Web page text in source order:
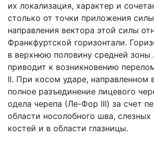
их локализация, характер и
столько от точки приложения
направления вектора этой силы
Франкфуртской горизонтали.
в верхнюю половину средней зоны
приводит к возникновению
II. При косом ударе, направленном
полное разъединение лицевого
одела черепа (Ле-Фор III) за счет
области носолобного шва,
костей и в области глазницы.